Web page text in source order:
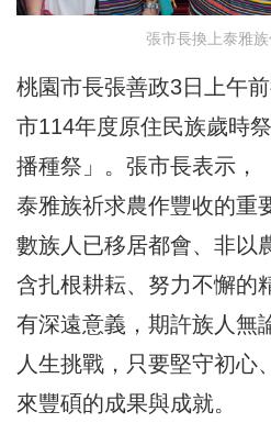
張市長換上泰雅族
桃園市長張善政3日上午
市114年度原住民族歲時
播種祭」。張市長表示，
泰雅族祈求農作豐收的重
數族人已移居都會、非以
含扎根耕耘、努力不懈的
有深遠意義，期許族人無
人生挑戰，只要堅守初心
來豐碩的成果與成就。